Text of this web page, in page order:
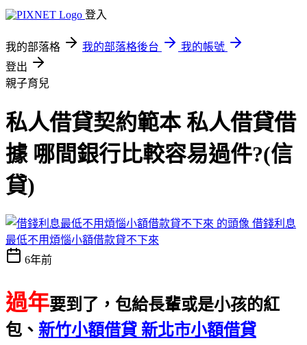
登入
我的部落格 我的部落格後台
我的帳號
登出
親子育兒
私人借貸契約範本 私人借貸借
據 哪間銀行比較容易過件?(信
貸)
借錢利息
最低不用煩惱小額借款貸不下來
6年前
過年要到了，包給長輩或是小孩的紅
包、 新竹小額借貸 新北市小額借貸